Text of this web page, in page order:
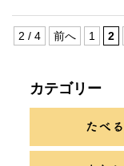
2 / 4 前へ 1 2
カテゴリー